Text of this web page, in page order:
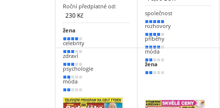
Roční předplatné od:
230 Kč
žena
80 %
celebrity
60 %
zdraví
50 %
psychologie
40 %
móda
30 %
společnost
90 %
rozhovory
80 %
příběhy
70 %
móda
40 %
žena
30 %